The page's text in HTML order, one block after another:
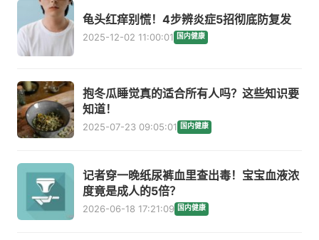
龟头红痒别慌！4步辨炎症5招彻底防复发
2025-12-02 11:00:01 国内健康
抱冬瓜睡觉真的适合所有人吗？这些知识要
知道！
2025-07-23 09:05:01 国内健康
记者穿一晚纸尿裤血里查出毒！宝宝血液浓
度竟是成人的5倍？
2026-06-18 17:21:09 国内健康